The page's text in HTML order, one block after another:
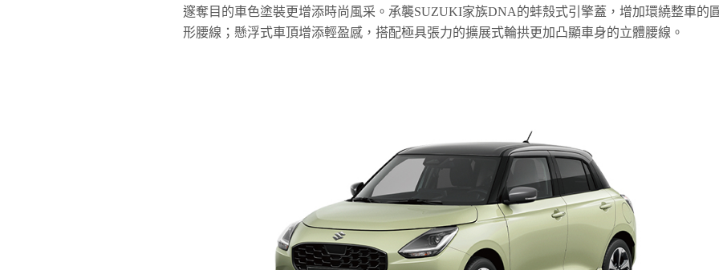
邃奪目的車色塗裝更增添時尚風采。承襲SUZUKI家族DNA的蚌殼式引擎蓋，增加環繞整車的
形腰線；懸浮式車頂增添輕盈感，搭配極具張力的擴展式輪拱更加凸顯車身的立體腰線。